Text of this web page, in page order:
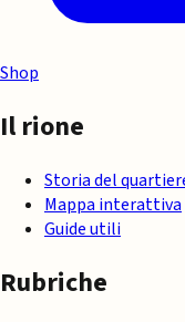
Shop
Il rione
Storia del
Mappa interattiva
Guide utili
Rubriche